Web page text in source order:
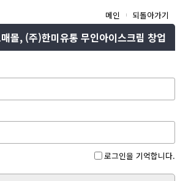
메인 되돌아가기
몰, (주)한미유통 무인아이스크림 창업
로그인을 기억합니다.